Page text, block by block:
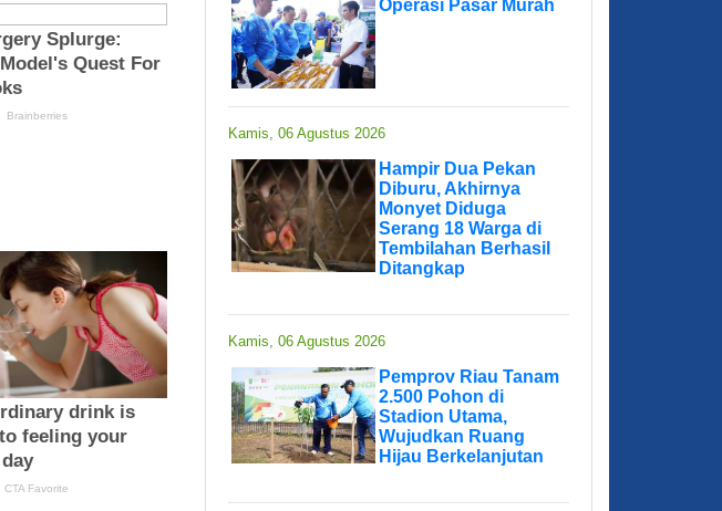
Operasi Pasar Murah
Kamis, 06 Agustus 2026
Hampir Dua Pekan
Diburu, Akhirnya
Monyet Diduga
Serang 18 Warga di
Tembilahan Berhasil
Ditangkap
Kamis, 06 Agustus 2026
Pemprov Riau Tanam
2.500 Pohon di
Stadion Utama,
Wujudkan Ruang
Hijau Berkelanjutan